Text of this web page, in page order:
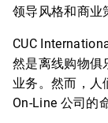
领导风格和商业
CUC
然是离线购物俱
业务。然而，人
On-Line 公司的